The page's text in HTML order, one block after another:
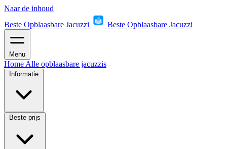
Naar de inhoud
Beste Opblaasbare Jacuzzi
Beste Opblaasbare Jacuzzi
Menu
Home Alle opblaasbare jacuzzis
Informatie
Beste prijs